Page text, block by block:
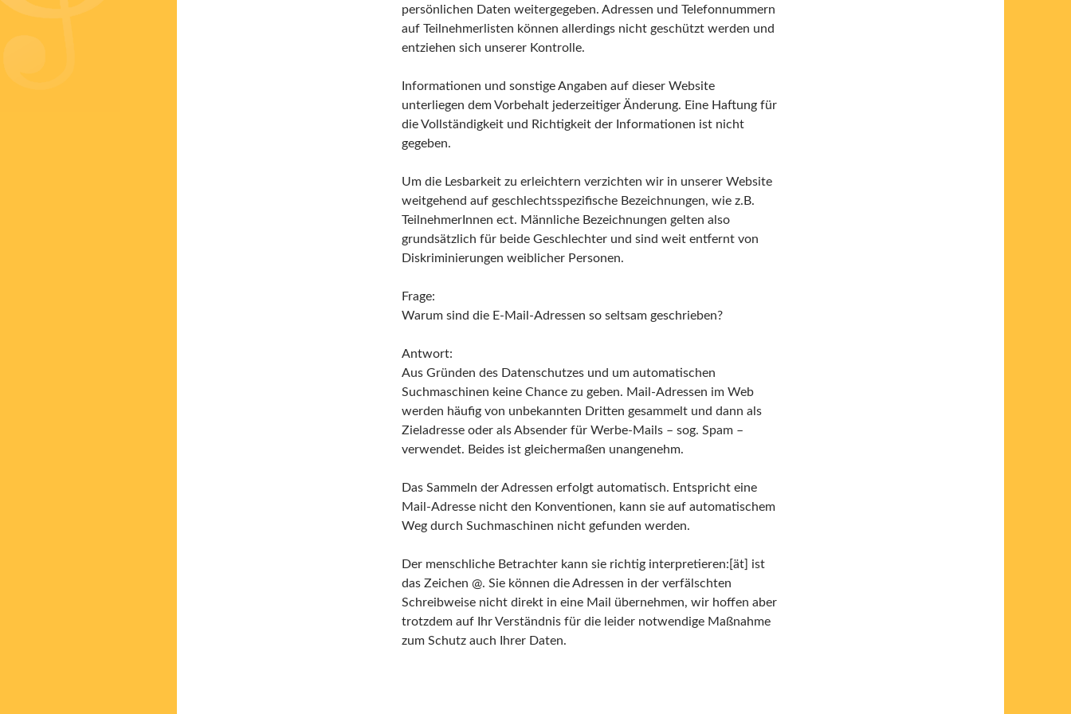
persönlichen Daten weitergegeben. Adressen und Telefonnummern
auf Teilnehmerlisten können allerdings nicht geschützt werden und
entziehen sich unserer Kontrolle.
Informationen und sonstige Angaben auf dieser Website
unterliegen dem Vorbehalt jederzeitiger Änderung. Eine Haftung für
die Vollständigkeit und Richtigkeit der Informationen ist nicht
gegeben.
Um die Lesbarkeit zu erleichtern verzichten wir in unserer Website
weitgehend auf geschlechtsspezifische Bezeichnungen, wie z.B.
TeilnehmerInnen ect. Männliche Bezeichnungen gelten also
grundsätzlich für beide Geschlechter und sind weit entfernt von
Diskriminierungen weiblicher Personen.
Frage:
Warum sind die E-Mail-Adressen so seltsam geschrieben?
Antwort:
Aus Gründen des Datenschutzes und um automatischen
Suchmaschinen keine Chance zu geben. Mail-Adressen im Web
werden häufig von unbekannten Dritten gesammelt und dann als
Zieladresse oder als Absender für Werbe-Mails – sog. Spam –
verwendet. Beides ist gleichermaßen unangenehm.
Das Sammeln der Adressen erfolgt automatisch. Entspricht eine
Mail-Adresse nicht den Konventionen, kann sie auf automatischem
Weg durch Suchmaschinen nicht gefunden werden.
Der menschliche Betrachter kann sie richtig interpretieren:[ät] ist
das Zeichen @. Sie können die Adressen in der verfälschten
Schreibweise nicht direkt in eine Mail übernehmen, wir hoffen aber
trotzdem auf Ihr Verständnis für die leider notwendige Maßnahme
zum Schutz auch Ihrer Daten.